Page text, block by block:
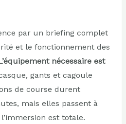
par un briefing complet
et le fonctionnement des
nécessaire est
gants et cagoule
de course durent
mais elles passent à
est totale.